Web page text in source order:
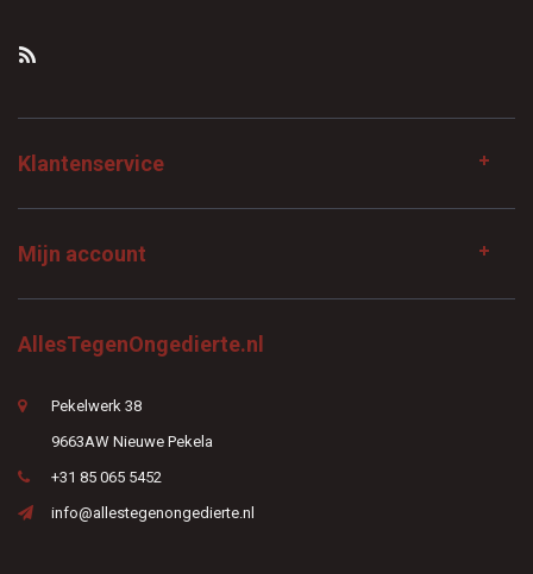
Klantenservice
Mijn account
AllesTegenOngedierte.nl
Pekelwerk 38
9663AW Nieuwe Pekela
+31 85 065 5452
info@allestegenongedierte.nl